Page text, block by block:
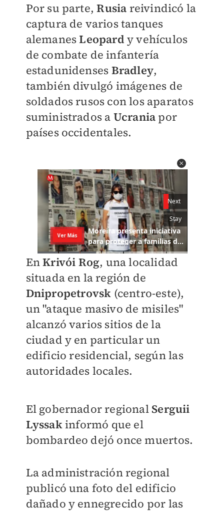
Por su parte,Rusia reivindicó la
captura de varios tanques
alemanesLeopard y vehículos
de combate de infantería
estadunidenses Bradley,
también divulgó imágenes de
soldados rusos con los aparatos
suministrados a Ucrania por
países occidentales.
EnKrivói Rog, una localidad
situada en la región de
Dnipropetrovsk (centro-este),
un "ataque masivo de misiles"
alcanzó varios sitios de la
ciudad y en particular un
edificio residencial, según las
autoridades locales.
El gobernador regional Serguii
Lyssakinformó que el
bombardeo dejó once muertos.
La administración regional
publicó una foto del edificio
dañado y ennegrecido por las